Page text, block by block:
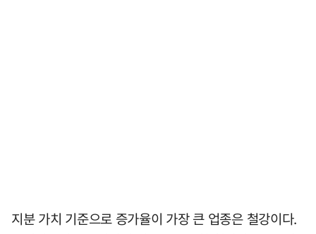
지분 가치 기준으로 증가율이 가장 큰 업종은 철강이다.